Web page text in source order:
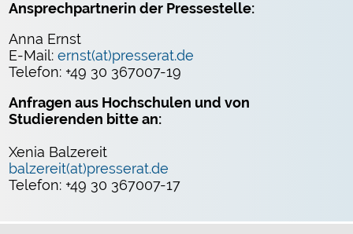
Ansprechpartnerin der Pressestelle:
Anna Ernst
E-Mail:ernst(at)presserat.de
Telefon: +49 30 367007-19
Anfragen aus Hochschulen und von
Studierenden bitte an:
Xenia Balzereit
balzereit(at)presserat.de
Telefon: +49 30 367007-17